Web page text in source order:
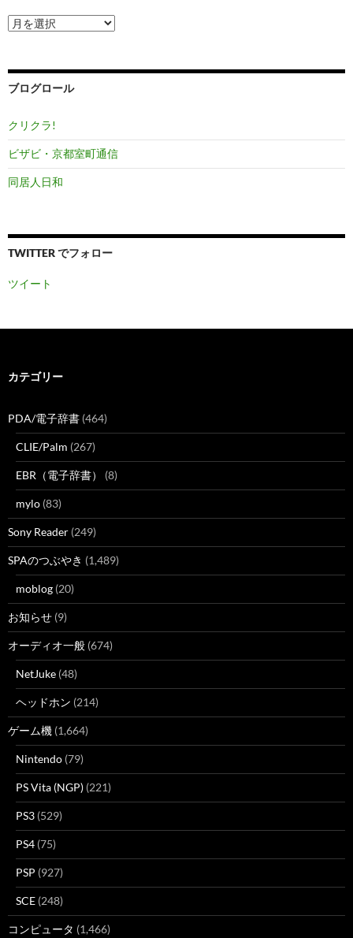
ア
ー
ブ
ブログロール
クリクラ!
ビザビ・京都室町通信
同居人日和
TWITTER でフォロー
ツイート
カテゴリー
PDA/電子辞書 (464)
CLIE/Palm (267)
EBR（電子辞書） (8)
mylo (83)
Sony Reader (249)
SPAのつぶやき (1,489)
moblog (20)
お知らせ (9)
オーディオ一般 (674)
NetJuke (48)
ヘッドホン (214)
ゲーム機 (1,664)
Nintendo (79)
PS Vita (NGP) (221)
PS3 (529)
PS4 (75)
PSP (927)
SCE (248)
コンピュータ (1,466)